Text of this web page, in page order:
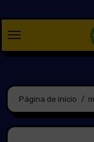
contenido
Página de inicio